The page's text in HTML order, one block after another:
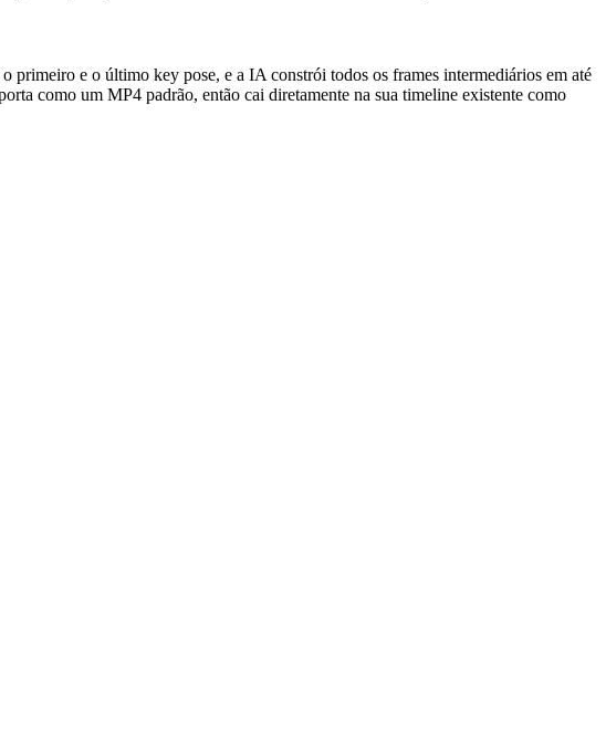
e o último key pose, e a IA constrói todos os frames intermediários em até
como um MP4 padrão, então cai diretamente na sua timeline existente como